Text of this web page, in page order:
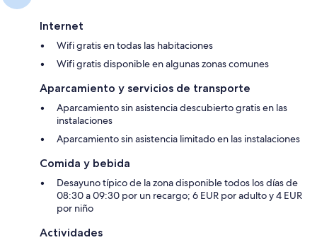
Internet
Wifi gratis en todas las habitaciones
Wifi gratis disponible en algunas zonas comunes
Aparcamiento y servicios de transporte
Aparcamiento sin asistencia descubierto gratis en las
instalaciones
Aparcamiento sin asistencia limitado en las instalaciones
Comida y bebida
Desayuno típico de la zona disponible todos los días de
08:30 a 09:30 por un recargo; 6 EUR por adulto y 4 EUR
por niño
Actividades